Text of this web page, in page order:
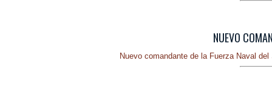
NUEVO
Nuevo comandante de la Fuerza Naval del